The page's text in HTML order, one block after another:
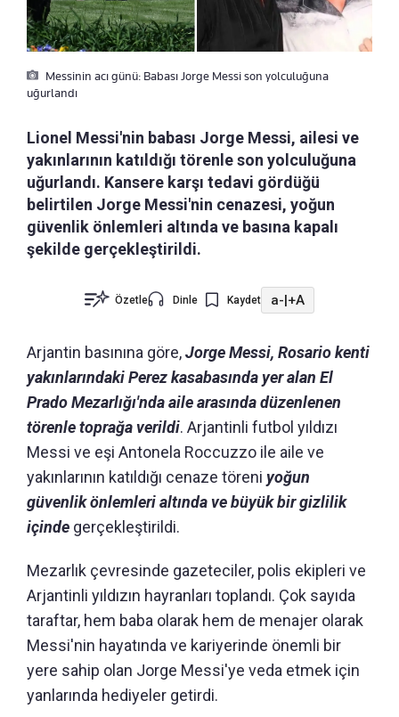
Messinin acı günü: Babası Jorge Messi son yolculuğuna
uğurlandı
Lionel Messi'nin babası Jorge Messi, ailesi ve
yakınlarının katıldığı törenle son yolculuğuna
uğurlandı. Kansere karşı tedavi gördüğü
belirtilen Jorge Messi'nin cenazesi, yoğun
güvenlik önlemleri altında ve basına kapalı
şekilde gerçekleştirildi.
Özetle Dinle Kaydet a-|+A
Arjantin basınına göre,Jorge Messi, Rosario kenti
yakınlarındaki Perez kasabasında yer alan El
Prado Mezarlığı'nda aile arasında düzenlenen
törenle toprağa verildi. Arjantinli futbol yıldızı
Messi ve eşi Antonela Roccuzzo ile aile ve
yakınlarının katıldığı cenaze töreni yoğun
güvenlik önlemleri altında ve büyük bir gizlilik
içinde gerçekleştirildi.
Mezarlık çevresinde gazeteciler, polis ekipleri ve
Arjantinli yıldızın hayranları toplandı. Çok sayıda
taraftar, hem baba olarak hem de menajer olarak
Messi'nin hayatında ve kariyerinde önemli bir
yere sahip olan Jorge Messi'ye veda etmek için
yanlarında hediyeler getirdi.